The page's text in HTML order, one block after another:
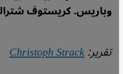
وباريس. كريستوف
تقرير:Christoph Strack